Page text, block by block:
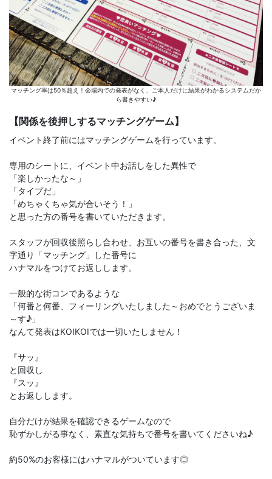
マッチング率は50％超え！会場内での発表がなく、ご本人だけに結果がわかるシステムだか
ら書きやすい♪
【関係を後押しするマッチングゲーム】
イベント終了前にはマッチングゲームを行っています。
専用のシートに、イベント中お話しをした異性で
「楽しかったな～」
「タイプだ」
「めちゃくちゃ気が合いそう！」
と思った方の番号を書いていただきます。
スタッフが回収後照らし合わせ、お互いの番号を書き合った、文
字通り「マッチング」した番号に
ハナマルをつけてお返しします。
一般的な街コンであるような
「何番と何番、フィーリングいたしました～おめでとうございま
～す♪」
なんて発表はKOIKOIでは一切いたしません！
『サッ』
と回収し
『スッ』
とお返しします。
自分だけが結果を確認できるゲームなので
恥ずかしがる事なく、素直な気持ちで番号を書いてくださいね♪
約50%のお客様にはハナマルがついています◎